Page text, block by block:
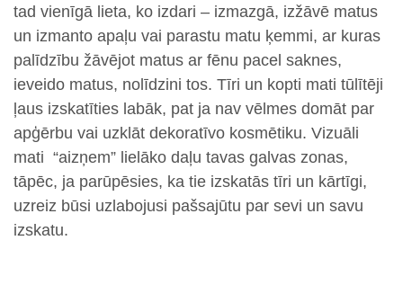
tad vienīgā lieta, ko izdari – izmazgā, izžāvē matus
un izmanto apaļu vai parastu matu ķemmi, ar kuras
palīdzību žāvējot matus ar fēnu pacel saknes,
ieveido matus, nolīdzini tos. Tīri un kopti mati tūlītēji
ļaus izskatīties labāk, pat ja nav vēlmes domāt par
apģērbu vai uzklāt dekoratīvo kosmētiku. Vizuāli
mati “aizņem” lielāko daļu tavas galvas zonas,
tāpēc, ja parūpēsies, ka tie izskatās tīri un kārtīgi,
uzreiz būsi uzlabojusi pašsajūtu par sevi un savu
izskatu.